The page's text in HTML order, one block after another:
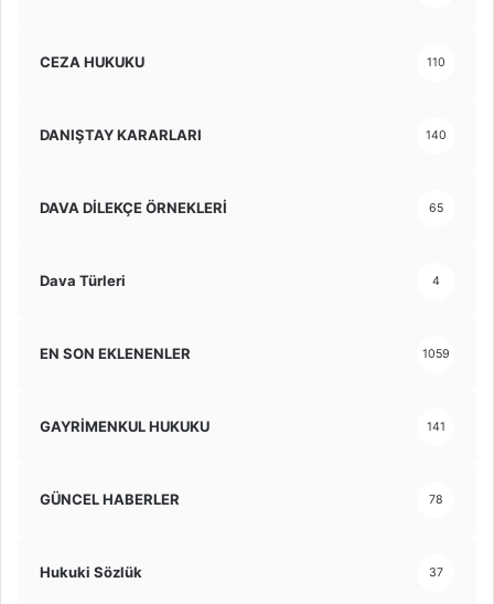
CEZA HUKUKU 110
DANIŞTAY KARARLARI 140
DAVA DİLEKÇE ÖRNEKLERİ 65
Dava Türleri 4
EN SON EKLENENLER 1059
GAYRİMENKUL HUKUKU 141
GÜNCEL HABERLER 78
Hukuki Sözlük 37